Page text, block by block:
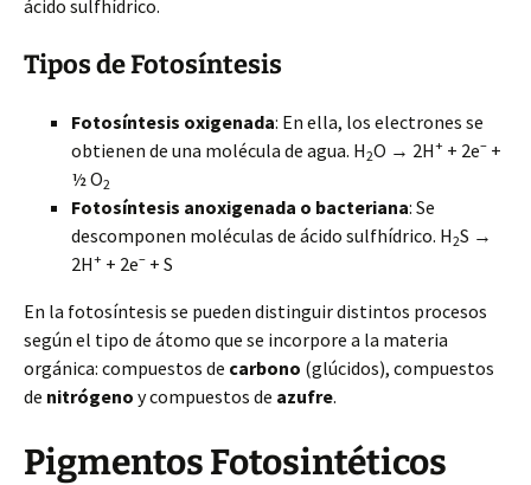
ácido sulfhídrico.
Tipos de Fotosíntesis
Fotosíntesis oxigenada: En ella, los electrones se
obtienen de una molécula de agua. H2O → 2H+ + 2e– +
½ O2
Fotosíntesis anoxigenada o bacteriana: Se
descomponen moléculas de ácido sulfhídrico. H2S →
2H+ + 2e– + S
En la fotosíntesis se pueden distinguir distintos procesos
según el tipo de átomo que se incorpore a la materia
orgánica: compuestos de carbono (glúcidos), compuestos
de nitrógeno y compuestos de azufre.
Pigmentos Fotosintéticos